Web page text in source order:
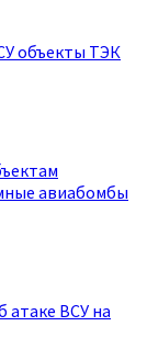
объекты ТЭК
авиабомбы
атаке ВСУ на